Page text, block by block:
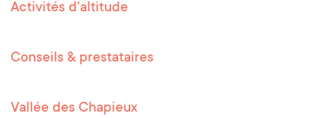
Activités d'altitude
Conseils & prestataires
Vallée des Chapieux